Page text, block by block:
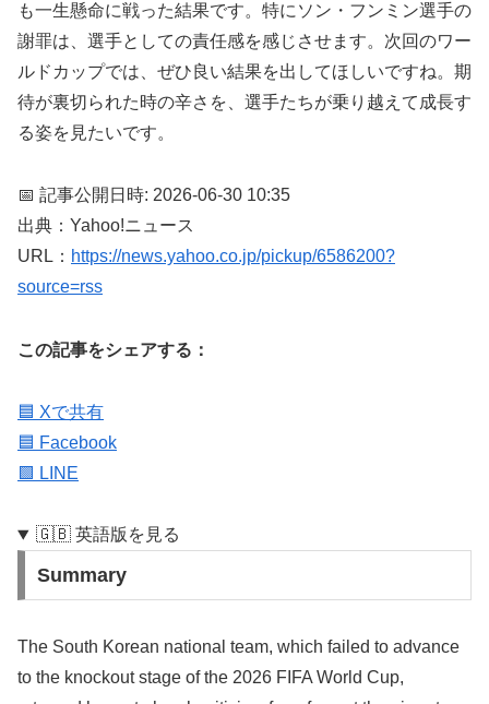
も一生懸命に戦った結果です。特にソン・フンミン選手の
謝罪は、選手としての責任感を感じさせます。次回のワー
ルドカップでは、ぜひ良い結果を出してほしいですね。期
待が裏切られた時の辛さを、選手たちが乗り越えて成長す
る姿を見たいです。
📅 記事公開日時: 2026-06-30 10:35
出典：Yahoo!ニュース
URL： https://news.yahoo.co.jp/pickup/6586200?
source=rss
この記事をシェアする：
🟦 Xで共有
🟦 Facebook
🟩 LINE
🇬🇧 英語版を見る
Summary
The South Korean national team, which failed to advance
to the knockout stage of the 2026 FIFA World Cup,